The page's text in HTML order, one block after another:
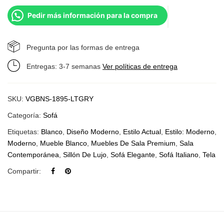
Pedir más información para la compra
Pregunta por las formas de entrega
Entregas: 3-7 semanas Ver políticas de entrega
SKU: VGBNS-1895-LTGRY
Categoría: Sofá
Etiquetas: Blanco Diseño Moderno Estilo Actual Estilo: Moderno
Moderno Mueble Blanco Muebles De Sala Premium Sala
Contemporánea Sillón De Lujo Sofá Elegante Sofá Italiano Tela
Compartir: